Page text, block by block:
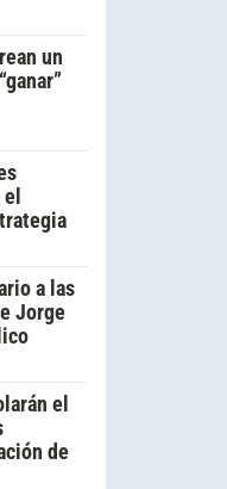
un
a las
Jorge
el
de